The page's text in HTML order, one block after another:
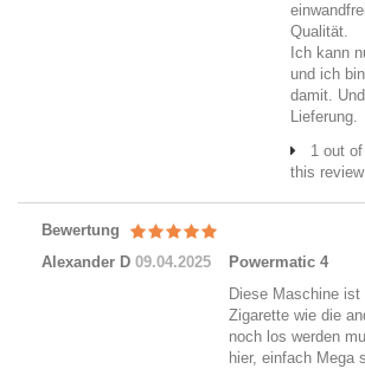
Qualität.
Ich kann
und ich
damit.
Lieferung.
1 out
this
Bewertung
Alexander D 09.04.2025
Powermatic 4
Diese Maschine
Zigarette wie die
noch los werden
hier, einfach Mega